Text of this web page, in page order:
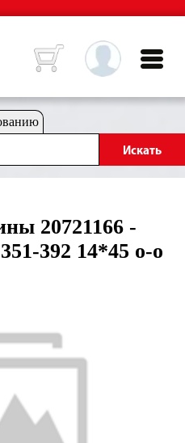
20721166 -
392 14*45 o-o